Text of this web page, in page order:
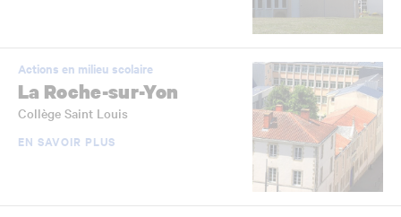
Actions en milieu scolaire
La Roche-sur-Yon
Collège Saint Louis
EN SAVOIR PLUS